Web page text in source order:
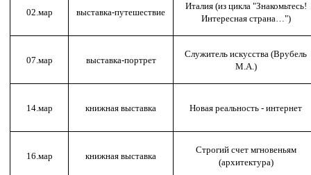
02.мар выставка-путешествие
Италия (из цикла "Знакомьтесь!
Интересная страна…")
07.мар выставка-портрет
Служитель искусства (Врубель
М.А.)
14.мар книжная выставка Новая реальность - интернет
16.мар книжная выставка
Строгий счет мгновеньям
(архитектура)